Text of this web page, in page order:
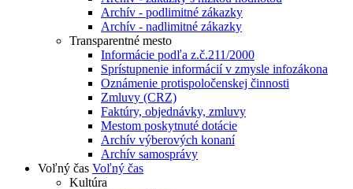
Archív - podlimitné zákazky
Archív - nadlimitné zákazky
Transparentné mesto
Informácie podľa z.č.211/2000
Sprístupnenie informácií v zmysle infozákona
Oznámenie protispoločenskej činnosti
Zmluvy (CRZ)
Faktúry, objednávky, zmluvy
Mestom poskytnuté dotácie
Archív výberových konaní
Archív samosprávy
Voľný čas Voľný čas
Kultúra